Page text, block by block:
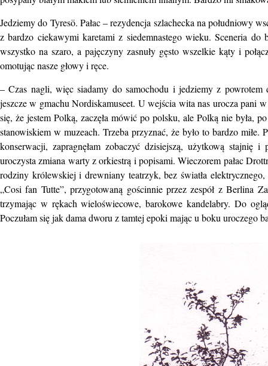
Jedziemy do Tyresö. Pałac – rezydencja szlachecka na południowy
z bardzo ciekawymi karetami z siedemnastego wieku. Sceneria
wszystko na szaro, a pajęczyny zasnuły gęsto wszelkie kąty i
omotując nasze głowy i ręce.
– Czas nagli, więc siadamy do samochodu i jedziemy z
jeszcze w gmachu Nordiskamuseet. U wejścia wita nas urocza pani
się, że jestem Polką, zaczęła mówić po polsku, ale Polką nie była,
stanowiskiem w muzeach. Trzeba przyznać, że było to bardzo
konserwacji, zapragnęłam zobaczyć dzisiejszą, użytkową stajnię
uroczysta zmiana warty z orkiestrą i popisami. Wieczorem pałac
rodziny królewskiej i drewniany teatrzyk, bez światła
„Cosi fan Tutte”, przygotowaną gościnnie przez zespół z Berlina
trzymając w rękach wieloświecowe, barokowe kandelabry. Do
Poczułam się jak dama dworu z tamtej epoki mając u boku uroczego